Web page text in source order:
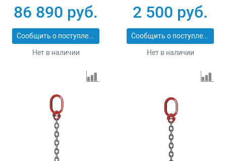
86 890 руб.
Сообщить о поступлении
Нет в наличии
2 500 руб.
Сообщить о поступлении
Нет в наличии